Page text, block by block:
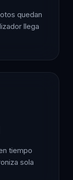
quedan
llega
tiempo
sola